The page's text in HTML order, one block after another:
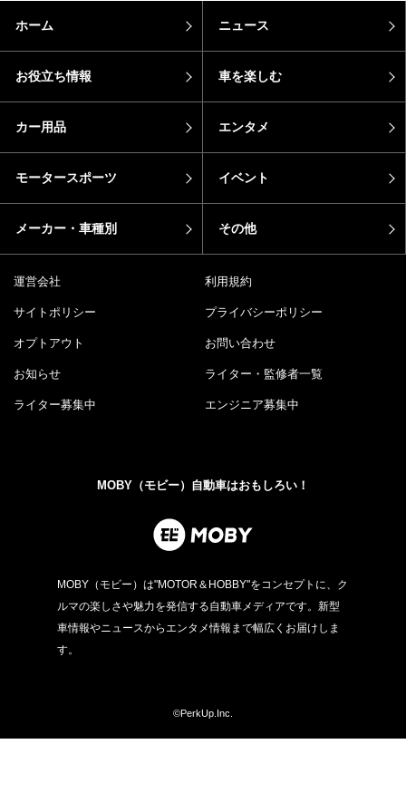
ホーム ニュース
お役立ち情報 車を楽しむ
カー用品 エンタメ
モータースポーツ イベント
メーカー・車種別 その他
運営会社 利用規約
サイトポリシー プライバシーポリシー
オプトアウト お問い合わせ
お知らせ ライター・監修者一覧
ライター募集中 エンジニア募集中
MOBY（モビー）自動車はおもしろい！
MOBY（モビー）は"MOTOR＆HOBBY"をコンセプトに、ク
ルマの楽しさや魅力を発信する自動車メディアです。新型
車情報やニュースからエンタメ情報まで幅広くお届けしま
す。
©PerkUp.Inc.